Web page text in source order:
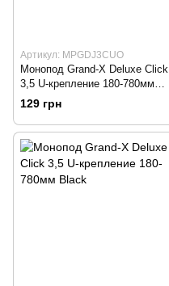
Артикул: MPGDJ3CUO
Монопод Grand-X Deluxe Click
3,5 U-крепление 180-780мм
Orange
129 грн